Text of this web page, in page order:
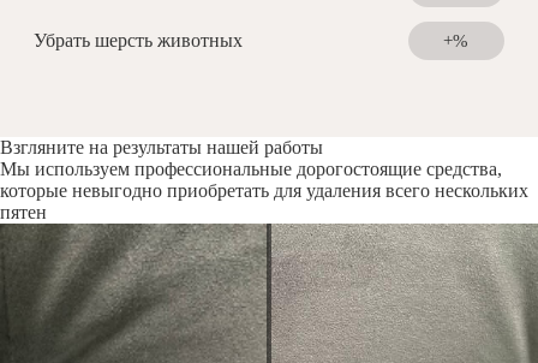
Убрать шерсть животных +%
Взгляните на результаты нашей работы
Мы используем профессиональные дорогостоящие средства,
которые невыгодно приобретать для удаления всего нескольких
пятен